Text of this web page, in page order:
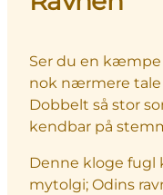
Ser du en kæmpe
nok nærmere tale
Dobbelt så stor
kendbar på
Denne kloge fugl
mytolgi; Odins